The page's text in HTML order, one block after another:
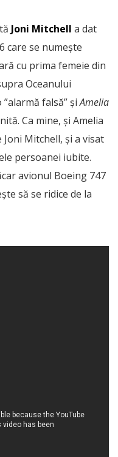
Joni Mitchell a dat
care se numește
cu prima femeie din
Oceanului
falsă” șiAmelia
Ca mine, și Amelia
Mitchell, și a visat
persoanei iubite.
avionul Boeing 747
să se ridice de la